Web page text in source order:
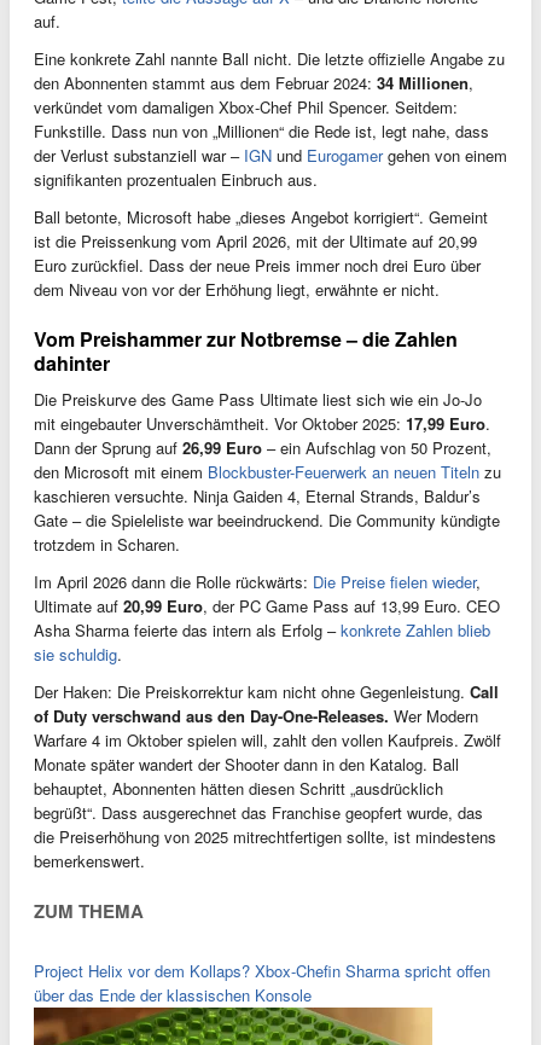
auf.
Eine konkrete Zahl nannte Ball nicht. Die letzte offizielle Angabe zu
den Abonnenten stammt aus dem Februar 2024: 34 Millionen,
verkündet vom damaligen Xbox-Chef Phil Spencer. Seitdem:
Funkstille. Dass nun von „Millionen“ die Rede ist, legt nahe, dass
der Verlust substanziell war – IGN und Eurogamergehen von einem
signifikanten prozentualen Einbruch aus.
Ball betonte, Microsoft habe „dieses Angebot korrigiert“. Gemeint
ist die Preissenkung vom April 2026, mit der Ultimate auf 20,99
Euro zurückfiel. Dass der neue Preis immer noch drei Euro über
dem Niveau von vor der Erhöhung liegt, erwähnte er nicht.
Vom Preishammer zur Notbremse – die Zahlen
dahinter
Die Preiskurve des Game Pass Ultimate liest sich wie ein Jo-Jo
mit eingebauter Unverschämtheit. Vor Oktober 2025: 17,99 Euro.
Dann der Sprung auf 26,99 Euro – ein Aufschlag von 50 Prozent,
den Microsoft mit einem Blockbuster-Feuerwerk an neuen Titeln zu
kaschieren versuchte. Ninja Gaiden 4, Eternal Strands, Baldur’s
Gate – die Spieleliste war beeindruckend. Die Community kündigte
trotzdem in Scharen.
Im April 2026 dann die Rolle rückwärts: Die Preise fielen wieder,
Ultimate auf 20,99 Euro, der PC Game Pass auf 13,99 Euro. CEO
Asha Sharma feierte das intern als Erfolg –konkrete Zahlen blieb
sie schuldig.
Der Haken: Die Preiskorrektur kam nicht ohne Gegenleistung. Call
of Duty verschwand aus den Day-One-Releases. Wer Modern
Warfare 4 im Oktober spielen will, zahlt den vollen Kaufpreis. Zwölf
Monate später wandert der Shooter dann in den Katalog. Ball
behauptet, Abonnenten hätten diesen Schritt „ausdrücklich
begrüßt“. Dass ausgerechnet das Franchise geopfert wurde, das
die Preiserhöhung von 2025 mitrechtfertigen sollte, ist mindestens
bemerkenswert.
ZUM THEMA
Project Helix vor dem Kollaps? Xbox-Chefin Sharma spricht offen
über das Ende der klassischen Konsole